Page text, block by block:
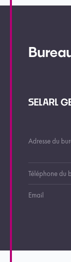
SELARL
Adresse du
Téléphone du
Email